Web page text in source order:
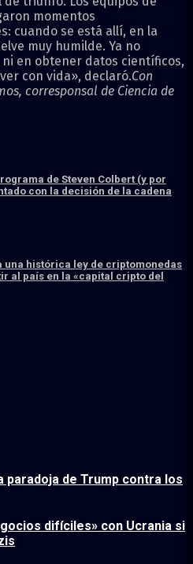
momentos
cuando se está allí, en la
muy humilde. Ya no
en obtener datos científicos,
con vida», declaró.Con
corresponsal de Ciencia de
de Steven Colbert (y por
con la decisión de la cadena
una histórica ley de criptomonedas
al país en la «capital cripto del
paradoja de Trump contra los
difíciles» con Ucrania si